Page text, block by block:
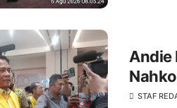
Andie
STAF